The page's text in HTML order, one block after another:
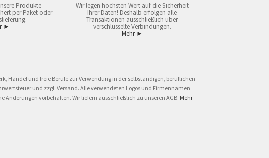
Produkte
per Paket oder
►
Wir legen höchsten Wert auf die Sicherheit
Ihrer Daten! Deshalb erfolgen alle
Transaktionen ausschließlich über
verschlüsselte Verbindungen.
Mehr ►
Handel und freie Berufe zur Verwendung in der selbständigen, beruflichen
und zzgl. Versand. Alle verwendeten Logos und Firmennamen
Änderungen vorbehalten. Wir liefern ausschließlich zu unseren AGB. Mehr